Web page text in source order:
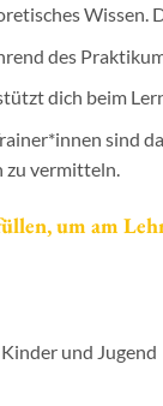
Wissen.
des
dich beim
sind
vermitteln.
um am
und Jugend